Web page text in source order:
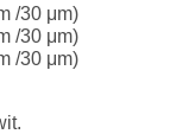
/30 μm)
/30 μm)
/30 μm)